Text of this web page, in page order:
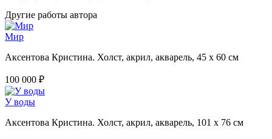
Другие работы автора
Мир
Аксентова Кристина. Холст, акрил, акварель, 45 х 60 см
100 000 ₽
У воды
Аксентова Кристина. Холст, акрил, акварель, 101 х 76 см